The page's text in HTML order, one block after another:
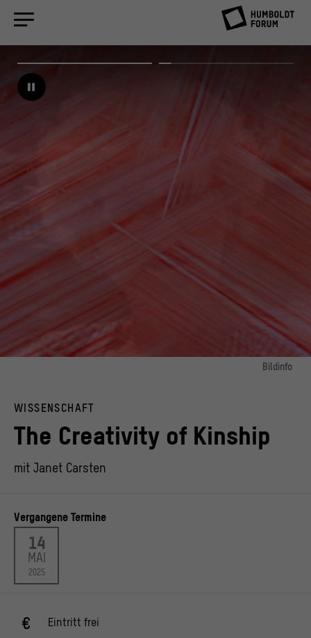
Bildinfo
Key Visual Ringvorlesung
© Stiftung Humboldt Forum im Berliner Schloss, Foto: Robert Clark / Unsplash
WISSENSCHAFT
The Creativity of Kinship
mit Janet Carsten
Vergangene Termine
14
MAI
2025
Eintritt frei